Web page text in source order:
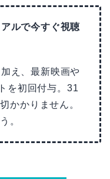
ルで今すぐ視聴
え、最新映画や
を初回付与。31
かかりません。
。